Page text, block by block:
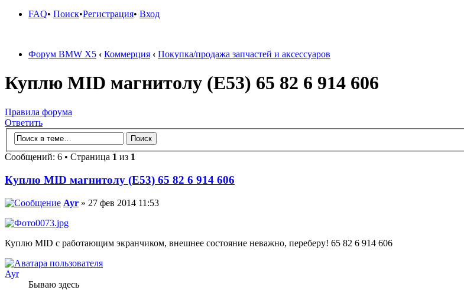
FAQ• Поиск•Регистрация• Вход
Форум BMW X5 ‹ Коммерция ‹ Покупка/продажа запчастей и аксессуаров
Куплю MID магнитолу (E53) 65 82 6 914 606
Правила форума
Ответить
Сообщений: 6 • Страница 1 из 1
Куплю MID магнитолу (E53) 65 82 6 914 606
Ayr » 27 фев 2014 11:53
Куплю MID с работающим экранчиком, внешнее состояние неважно, переберу! 65 82 6 914 606
Ayr
Бываю здесь